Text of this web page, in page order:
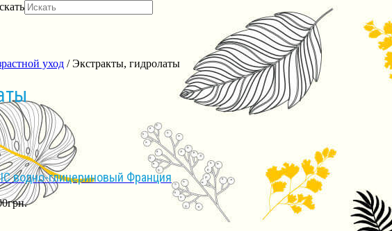
уход / Экстракты, гидролаты
водно-глицериновый Франция
грн.